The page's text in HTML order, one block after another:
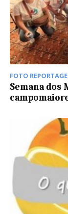
FOTO
Semana dos